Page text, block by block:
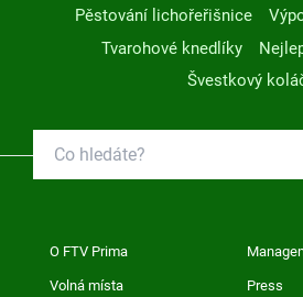
Pěstování lichořeřišnice
Tvarohové knedlíky
Švestkový
O FTV Prima
Volná místa Press